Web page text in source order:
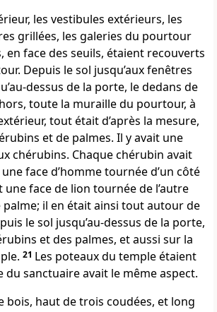
les vestibules extérieurs, les
grillées, les galeries du pourtour
en face des seuils, étaient recouverts
Depuis le sol jusqu’aux fenêtres
dessus de la porte, le dedans de
toute la muraille du pourtour, à
tout était d’après la mesure,
et de palmes. Il y avait une
chérubins. Chaque chérubin avait
une face d’homme tournée d’un côté
une face de lion tournée de l’autre
palme; il en était ainsi tout autour de
le sol jusqu’au-dessus de la porte,
et des palmes, et aussi sur la
21 Les poteaux du temple étaient
du sanctuaire avait le même aspect.
bois, haut de trois coudées, et long